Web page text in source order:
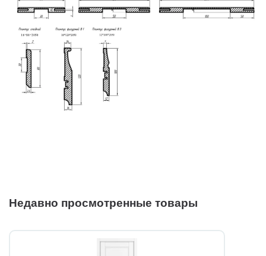
Недавно просмотренные товары